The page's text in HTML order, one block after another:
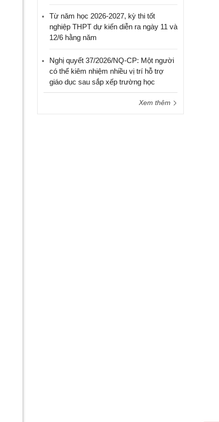
Từ năm học 2026-2027, kỳ thi tốt
nghiệp THPT dự kiến diễn ra ngày 11 và
12/6 hằng năm
Nghị quyết 37/2026/NQ-CP: Một người
có thể kiêm nhiệm nhiều vị trí hỗ trợ
giáo dục sau sắp xếp trường học
Xem thêm